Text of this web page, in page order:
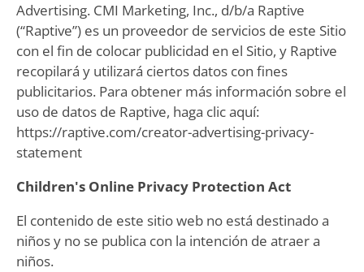
Advertising. CMI Marketing, Inc., d/b/a Raptive
(“Raptive”) es un proveedor de servicios de este Sitio
con el fin de colocar publicidad en el Sitio, y Raptive
recopilará y utilizará ciertos datos con fines
publicitarios. Para obtener más información sobre el
uso de datos de Raptive, haga clic aquí:
https://raptive.com/creator-advertising-privacy-
statement
Children's Online Privacy Protection Act
El contenido de este sitio web no está destinado a
niños y no se publica con la intención de atraer a
niños.